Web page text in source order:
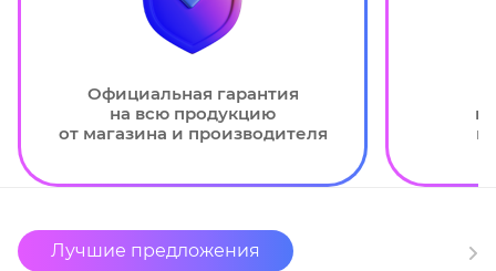
Официальная гарантия
на всю продукцию
от магазина и производителя
в
Лучшие предложения